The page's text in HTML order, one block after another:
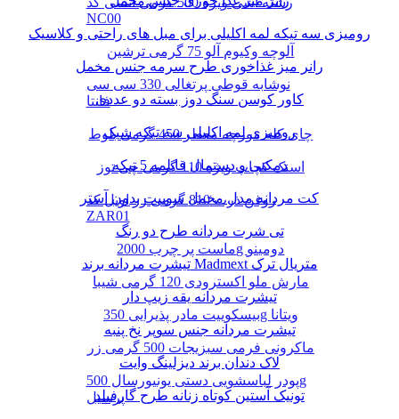
NC00
آلوچه وکیوم آلو 75 گرمی ترشین
نوشابه قوطی پرتغالی 330 سی سی
فانتا
چای کله مورچه معطر 450 گرمی بلوط
اسنک کچاپ ویژه 110 گرمی چی توز
روغن ذرت 810 گرمی زر اویل کد
ZAR01
ماست پر چرب 2000g دومینو
مارش ملو اکسترودی 120 گرمی شیبا
بیسکوییت مادر پذیرایی 350g ویتانا
ماکرونی فرمی سبزیجات 500 گرمی زر
پودر لباسشویی دستی یونیورسال 500g
پرسیل
رومیزی سه تیکه لمه اکلیلی برای مبل های راحتی و کلاسیک
رانر میز غذاخوری طرح سرمه جنس مخمل
کاور کوسن سنگ دوز بسته دو عددی
رومیزی لمه اکلیلی سه تیکه شیک
دمکنی و دستمال قابلمه 5 تیکه
کت مردانه مدل مخمل سوییت بدون آستر
تی شرت مردانه طرح دو رنگ
تیشرت مردانه برند Madmext متریال ترک
تیشرت مردانه یقه زیپ دار
تیشرت مردانه جنس سوپر نخ پنبه
لاک دندان برند دیزلینگ وایت
تونیک آستین کوتاه زنانه طرح گارفیلد